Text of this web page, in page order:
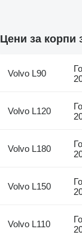
Цени за корпи
Volvo L90
Volvo L120
Volvo L180
Volvo L150
Volvo L110